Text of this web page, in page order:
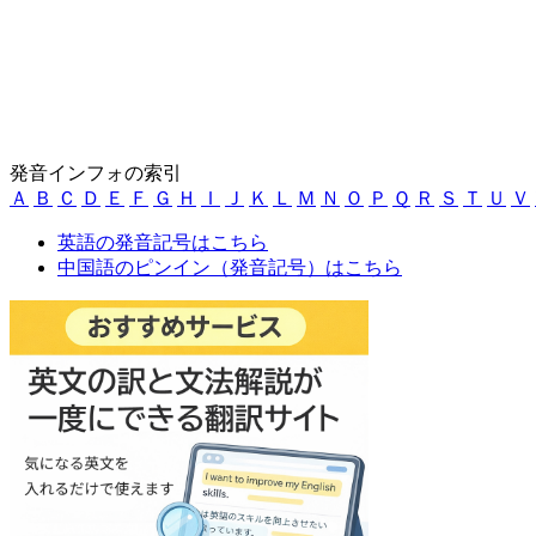
発音インフォの索引
Ａ
Ｂ Ｃ Ｄ Ｅ Ｆ Ｇ Ｈ Ｉ Ｊ Ｋ Ｌ Ｍ Ｎ Ｏ Ｐ Ｑ Ｒ Ｓ Ｔ Ｕ Ｖ
英語の発音記号はこちら
中国語のピンイン（発音記号）はこちら